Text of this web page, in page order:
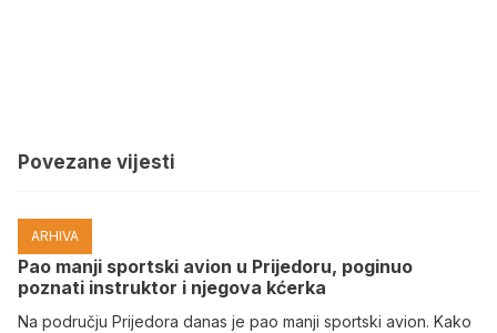
Povezane vijesti
ARHIVA
Pao manji sportski avion u Prijedoru, poginuo
poznati instruktor i njegova kćerka
Na području Prijedora danas je pao manji sportski avion. Kako